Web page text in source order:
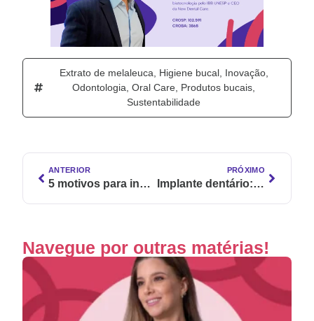
Extrato de melaleuca Higiene bucal, Inovação,
Odontologia Oral Care Produtos bucais
Sustentabilidade
ANTERIOR
5 motivos para inserir produtos veganos de higiene bucal no seu negócio
PRÓXIMO
Implante dentário: 3 malefícios de produtos bucais com flúor
Navegue por outras matérias!